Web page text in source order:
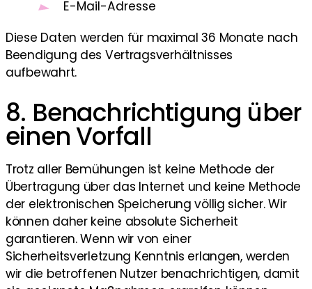
E-Mail-Adresse
Diese Daten werden für maximal 36 Monate nach
Beendigung des Vertragsverhältnisses
aufbewahrt.
8. Benachrichtigung über
einen Vorfall
Trotz aller Bemühungen ist keine Methode der
Übertragung über das Internet und keine Methode
der elektronischen Speicherung völlig sicher. Wir
können daher keine absolute Sicherheit
garantieren. Wenn wir von einer
Sicherheitsverletzung Kenntnis erlangen, werden
wir die betroffenen Nutzer benachrichtigen, damit